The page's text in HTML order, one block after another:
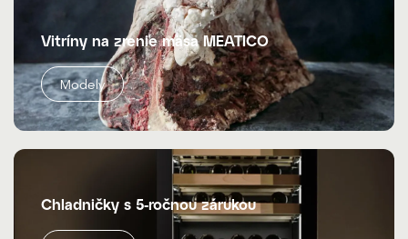
Vitríny na zrenie mäsa MEATICO
Modely
Chladničky s 5-ročnou zárukou